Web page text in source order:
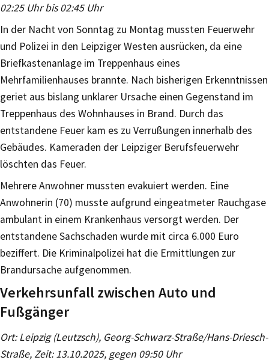
02:25 Uhr bis 02:45 Uhr
In der Nacht von Sonntag zu Montag mussten Feuerwehr
und Polizei in den Leipziger Westen ausrücken, da eine
Briefkastenanlage im Treppenhaus eines
Mehrfamilienhauses brannte. Nach bisherigen Erkenntnissen
geriet aus bislang unklarer Ursache einen Gegenstand im
Treppenhaus des Wohnhauses in Brand. Durch das
entstandene Feuer kam es zu Verrußungen innerhalb des
Gebäudes. Kameraden der Leipziger Berufsfeuerwehr
löschten das Feuer.
Mehrere Anwohner mussten evakuiert werden. Eine
Anwohnerin (70) musste aufgrund eingeatmeter Rauchgase
ambulant in einem Krankenhaus versorgt werden. Der
entstandene Sachschaden wurde mit circa 6.000 Euro
beziffert. Die Kriminalpolizei hat die Ermittlungen zur
Brandursache aufgenommen.
Verkehrsunfall zwischen Auto und
Fußgänger
Ort: Leipzig (Leutzsch), Georg-Schwarz-Straße/Hans-Driesch-
Straße, Zeit: 13.10.2025, gegen 09:50 Uhr